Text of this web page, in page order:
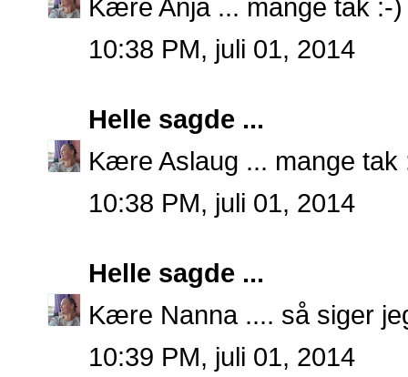
Kære Anja ... mange tak :-)
10:38 PM, juli 01, 2014
Helle sagde ...
Kære Aslaug ... mange tak
10:38 PM, juli 01, 2014
Helle sagde ...
Kære Nanna .... så siger
10:39 PM, juli 01, 2014